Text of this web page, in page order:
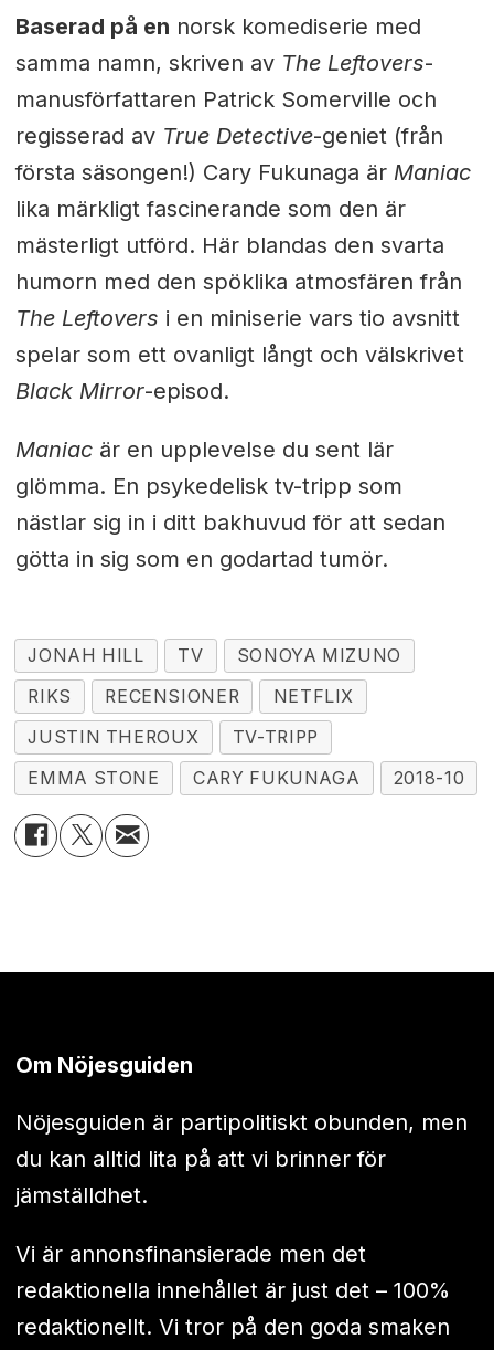
Baserad på en norsk komediserie med
samma namn, skriven av The Leftovers-
manusförfattaren Patrick Somerville och
regisserad avTrue Detective-geniet (från
första säsongen!) Cary Fukunaga ärManiac
lika märkligt fascinerande som den är
mästerligt utförd. Här blandas den svarta
humorn med den spöklika atmosfären från
The Leftovers i en miniserie vars tio avsnitt
spelar som ett ovanligt långt och välskrivet
Black Mirror-episod.
Maniacär en upplevelse du sent lär
glömma. En psykedelisk tv-tripp som
nästlar sig in i ditt bakhuvud för att sedan
götta in sig som en godartad tumör.
JONAH HILL TV
SONOYA MIZUNO
RIKS
RECENSIONER
NETFLIX
JUSTIN THEROUX
TV-TRIPP
EMMA STONE
CARY FUKUNAGA 2018-10
Om Nöjesguiden
Nöjesguiden är partipolitiskt obunden, men
du kan alltid lita på att vi brinner för
jämställdhet.
Vi är annonsfinansierade men det
redaktionella innehållet är just det – 100%
redaktionellt. Vi tror på den goda smaken